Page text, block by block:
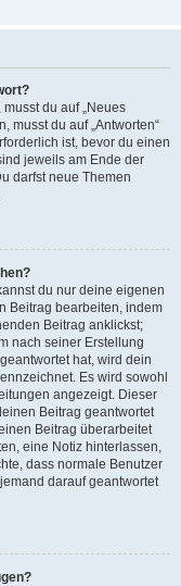
du auf „Neues
musst du auf „Antworten“
ist, bevor du einen
jeweils am Ende der
darfst neue Themen
du nur deine eigenen
Beitrag bearbeiten, indem
Beitrag anklickst;
nach seiner Erstellung
hat, wird dein
Es wird sowohl
angezeigt. Dieser
Beitrag geantwortet
Beitrag überarbeitet
eine Notiz hinterlassen,
dass normale Benutzer
darauf geantwortet